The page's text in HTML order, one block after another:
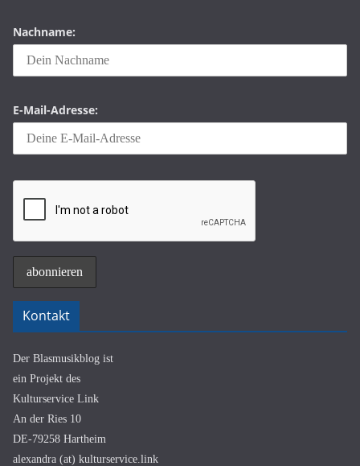
Nachname:
E-Mail-Adresse:
Kontakt
Der Blasmusikblog ist
ein Projekt des
Kulturservice Link
An der Ries 10
DE-79258 Hartheim
alexandra (at) kulturservice.link